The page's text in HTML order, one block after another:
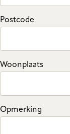
Postcode
Woonplaats
Opmerking